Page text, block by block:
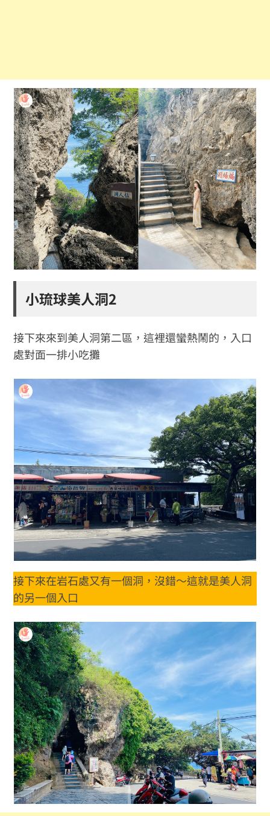
小琉球美人洞2
接下來來到美人洞第二區，這裡還蠻熱鬧的，入口
處對面一排小吃攤
接下來在岩石處又有一個洞，沒錯～這就是美人洞
的另一個入口